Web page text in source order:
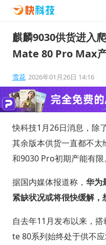
麒麟9030供货进入
Mate 80 Pro Max
雪花 2026年01月26日 14:16
快科技1月26日消息，除
其余版本供货一直都不
和9030 Pro初期产能有限。
据国内媒体报道称， 华为
紧缺状况或将很快缓解，
自去年11月发布以来，
te 80系列始终处于供不